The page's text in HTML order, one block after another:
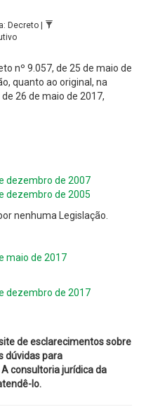
Decreto |
nº 9.057, de 25 de maio de
quanto ao original, na
26 de maio de 2017,
dezembro de 2007
dezembro de 2005
nenhuma Legislação.
maio de 2017
dezembro de 2017
de esclarecimentos sobre
dúvidas para
A consultoria jurídica da
lo.